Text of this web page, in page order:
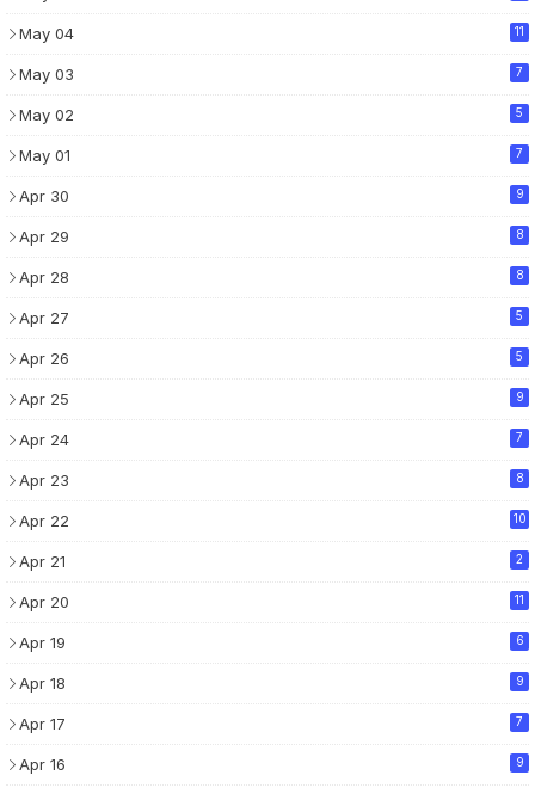
May 04 11
May 03 7
May 02 5
May 01 7
Apr 30 9
Apr 29 8
Apr 28 8
Apr 27 5
Apr 26 5
Apr 25 9
Apr 24 7
Apr 23 8
Apr 22 10
Apr 21 2
Apr 20 11
Apr 19 6
Apr 18 9
Apr 17 7
Apr 16 9